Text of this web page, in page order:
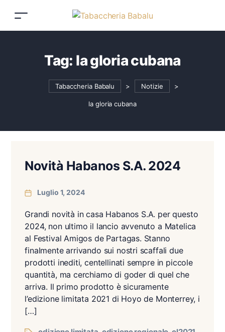
Tag: la gloria cubana
Tabaccheria Babalu > Notizie >
la gloria cubana
Novità Habanos S.A. 2024
Luglio 1, 2024
Grandi novità in casa Habanos S.A. per questo
2024, non ultimo il lancio avvenuto a Matelica
al Festival Amigos de Partagas. Stanno
finalmente arrivando sui nostri scaffali due
prodotti inediti, centellinati sempre in piccole
quantità, ma cerchiamo di goder di quel che
arriva. Il primo prodotto è sicuramente
l’edizione limitata 2021 di Hoyo de Monterrey, i
[…]